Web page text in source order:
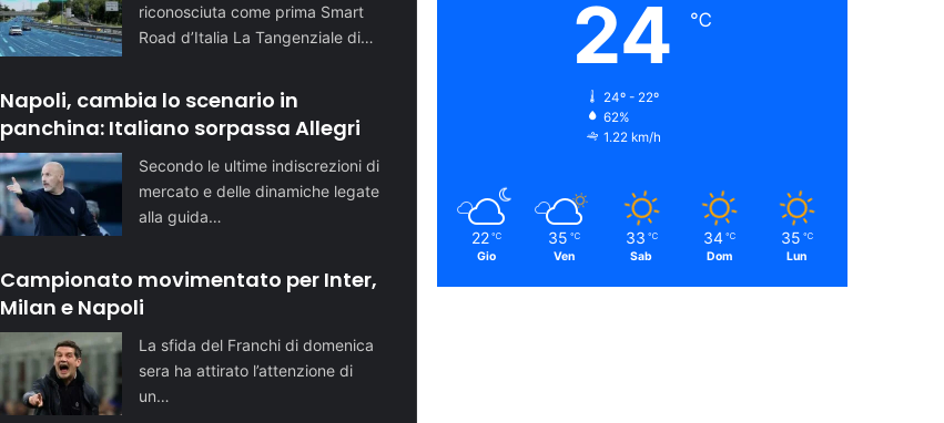
riconosciuta come prima Smart
Road d’Italia La Tangenziale di…
Napoli, cambia lo scenario in
panchina: Italiano sorpassa Allegri
Secondo le ultime indiscrezioni di
mercato e delle dinamiche legate
alla guida…
Campionato movimentato per Inter,
Milan e Napoli
La sfida del Franchi di domenica
sera ha attirato l’attenzione di
un…
24 ℃
24º - 22º
62%
1.22 km/h
22 ℃
Gio
35 ℃
Ven
33 ℃
Sab
34 ℃
Dom
35 ℃
Lun